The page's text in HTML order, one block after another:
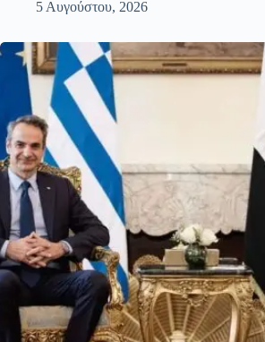
5 Αυγούστου, 2026